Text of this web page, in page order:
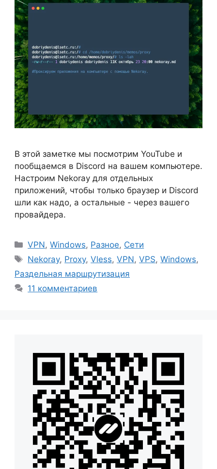
В этой заметке мы посмотрим YouTube и
пообщаемся в Discord на вашем компьютере.
Настроим Nekoray для отдельных
приложений, чтобы только браузер и Discord
шли как надо, а остальные - через вашего
провайдера.
Рубрики
VPN,Windows, Разное, Сети
Метки
Nekoray, Proxy,Vless,VPN,VPS,Windows,
Раздельная маршрутизация
11 комментариев